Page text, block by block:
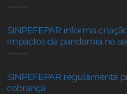
SINPEFEPAR informa
impactos da pandemia no
SINPEFEPAR regulamenta
cobrança